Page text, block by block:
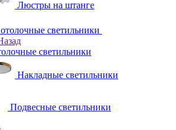
Люстры на штанге
светильники
светильники
Накладные светильники
Подвесные светильники